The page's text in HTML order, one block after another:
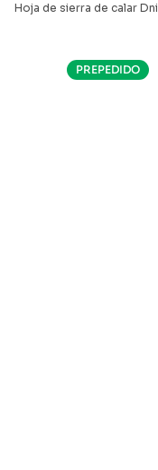
Hoja de sierra de calar
PREPEDIDO